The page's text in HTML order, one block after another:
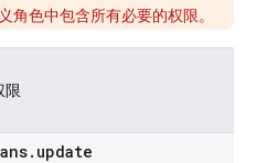
角色中包含所有必要的权限。
限
. update